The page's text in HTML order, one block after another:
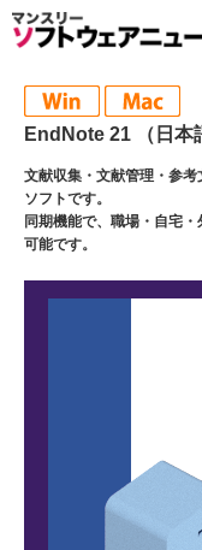
EndNote 21 （日本
文献収集・文献管理・参
ソフトです。
同期機能で、職場・自宅
可能です。